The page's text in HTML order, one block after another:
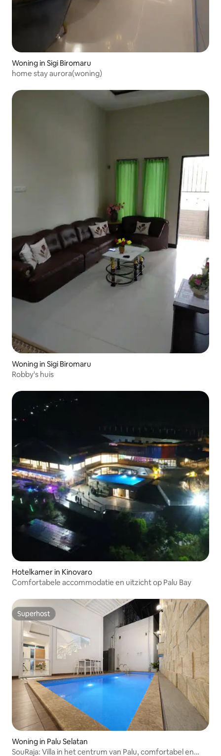
Woning in Sigi Biromaru
home stay aurora(woning)
Woning in Sigi Biromaru
Robby's huis
Hotelkamer in Kinovaro
Comfortabele accommodatie en uitzicht op Palu Bay
Superhost
Superhost
Woning in Palu Selatan
SouRaja: Villa in het centrum van Palu, comfortabel en